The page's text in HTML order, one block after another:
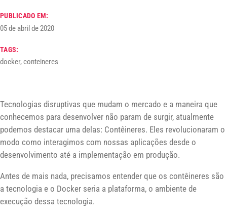
PUBLICADO EM:
05 de abril de 2020
TAGS:
docker, conteineres
Tecnologias disruptivas que mudam o mercado e a maneira que
conhecemos para desenvolver não param de surgir, atualmente
podemos destacar uma delas: Contêineres. Eles revolucionaram o
modo como interagimos com nossas aplicações desde o
desenvolvimento até a implementação em produção.
Antes de mais nada, precisamos entender que os contêineres são
a tecnologia e o Docker seria a plataforma, o ambiente de
execução dessa tecnologia.